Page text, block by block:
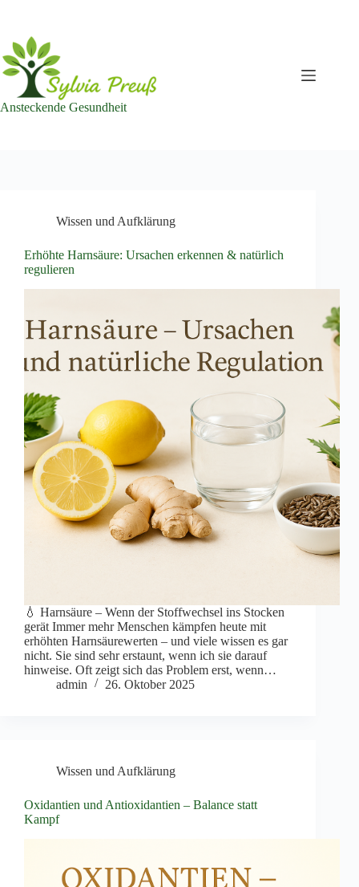
springen
Ansteckende Gesundheit
Wissen und Aufklärung
Erhöhte Harnsäure: Ursachen erkennen & natürlich
regulieren
💧 Harnsäure – Wenn der Stoffwechsel ins Stocken
gerät Immer mehr Menschen kämpfen heute mit
erhöhten Harnsäurewerten – und viele wissen es gar
nicht. Sie sind sehr erstaunt, wenn ich sie darauf
hinweise. Oft zeigt sich das Problem erst, wenn…
admin
26. Oktober 2025
Wissen und Aufklärung
Oxidantien und Antioxidantien – Balance statt
Kampf